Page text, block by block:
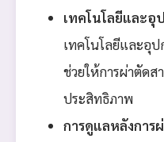
เทคโนโลยีและ
เทคโนโลยีและอุ
ช่วยให้การผ่าตัด
ประสิทธิภาพ
การดูแลหลังการ